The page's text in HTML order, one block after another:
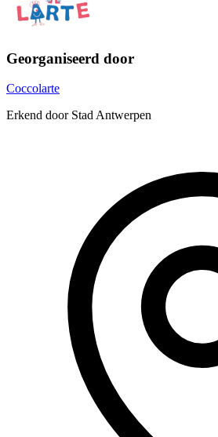
Georganiseerd door
Coccolarte
Erkend door Stad Antwerpen